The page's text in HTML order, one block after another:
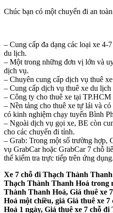
Chúc bạn có một chuyến đi an
– Cung cấp đa dạng các loại xe 4-
du lịch.
– Một trong những đơn vị lớn và
dịch vụ.
– Chuyên cung cấp dịch vụ thuê
– Cung cấp dịch vụ thuê xe du lịch
– Công ty cho thuê xe tại
– Nền tảng cho thuê xe tự lái và
có kinh nghiệm chạy tuyến Bình
– Ngoài dịch vụ gọi xe, BE còn
cho các chuyến đi tỉnh.
– Grab: Trong một số trường hợp,
vụ GrabCar hoặc GrabCar 7 chỗ
thể kiểm tra trực tiếp trên ứng dụng.
Xe 7 chỗ đi Thạch Thành
Thạch Thành Thanh Hoá trong
Thành Thanh Hoá, Giá thuê xe
Hoá một chiều, giá Giá thuê xe
Hoá 1 ngày, Giá thuê xe 7 chỗ